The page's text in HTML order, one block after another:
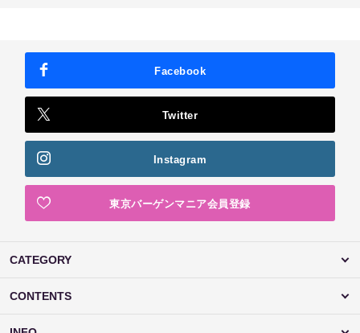
Facebook
Twitter
Instagram
東京バーゲンマニア会員登録
CATEGORY
CONTENTS